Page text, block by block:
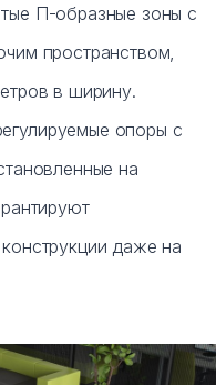
П-образные зоны с
пространством,
в ширину.
опоры с
на
даже на